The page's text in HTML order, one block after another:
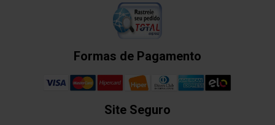
Formas de Pagamento
Site Seguro